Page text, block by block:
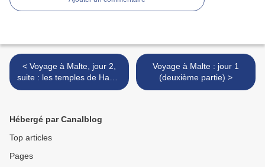
< Voyage à Malte, jour 2,
suite : les temples de Hagar
Qim et Mnajdra
Voyage à Malte : jour 1
(deuxième partie) >
Hébergé par Canalblog
Top articles
Pages